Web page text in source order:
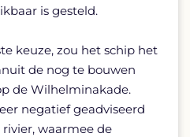
is gesteld.
keuze, zou het schip het
de nog te bouwen
de Wilhelminakade.
negatief geadviseerd
waarmee de